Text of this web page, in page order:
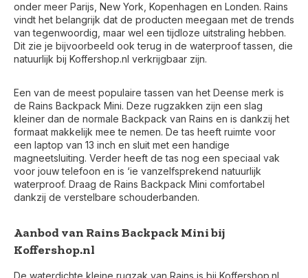
onder meer Parijs, New York, Kopenhagen en Londen. Rains
vindt het belangrijk dat de producten meegaan met de trends
van tegenwoordig, maar wel een tijdloze uitstraling hebben.
Dit zie je bijvoorbeeld ook terug in de waterproof tassen, die
natuurlijk bij Koffershop.nl verkrijgbaar zijn.
Een van de meest populaire tassen van het Deense merk is
de Rains Backpack Mini. Deze rugzakken zijn een slag
kleiner dan de normale Backpack van Rains en is dankzij het
formaat makkelijk mee te nemen. De tas heeft ruimte voor
een laptop van 13 inch en sluit met een handige
magneetsluiting. Verder heeft de tas nog een speciaal vak
voor jouw telefoon en is ‘ie vanzelfsprekend natuurlijk
waterproof. Draag de Rains Backpack Mini comfortabel
dankzij de verstelbare schouderbanden.
Aanbod van Rains Backpack Mini bij
Koffershop.nl
De waterdichte kleine rugzak van Rains is bij Koffershop.nl